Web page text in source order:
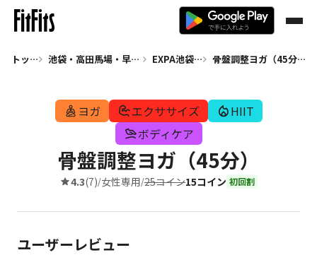
トップ 池袋・高田馬場・早稲田 ヨガ EXPA池袋店 骨盤調整ヨガ（45分）
ヨガ エクササイズ
HIIT
ボディケア
骨盤調整ヨガ（45分）
4.3(7)/女性専用/25コイン15コイン 初回割
ユーザーレビュー